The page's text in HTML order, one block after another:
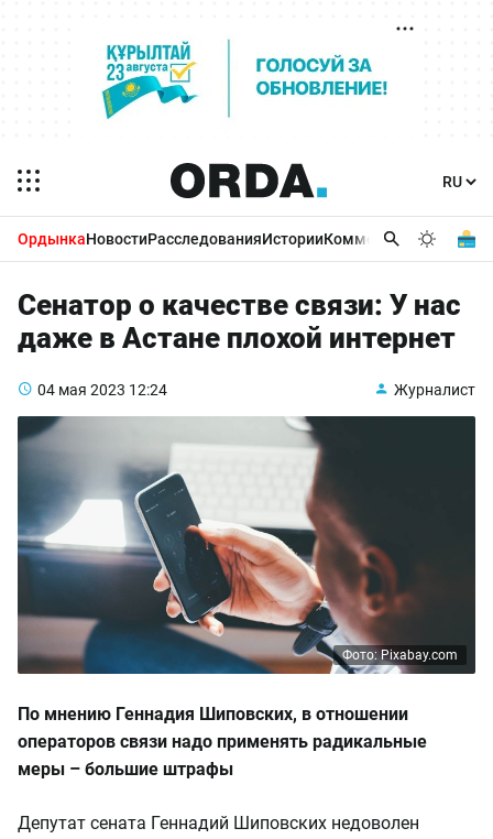
ОрдынкаНовостиРасследованияИсторииКомментарииБизнес
Сенатор о качестве связи: У нас
даже в Астане плохой интернет
04 мая 2023 12:24 Журналист
Фото: Pixabay.com
По мнению Геннадия Шиповских, в отношении
операторов связи надо применять радикальные
меры – большие штрафы
Депутат сената Геннадий Шиповских недоволен